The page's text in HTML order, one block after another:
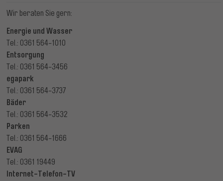
Wir beraten Sie gern:
Energie und Wasser
Tel.: 0361 564-1010
Entsorgung
Tel.: 0361 564-3456
egapark
Tel.: 0361 564-3737
Bäder
Tel.: 0361 564-3532
Parken
Tel.: 0361 564-1666
EVAG
Tel.: 0361 19449
Internet-Telefon-TV